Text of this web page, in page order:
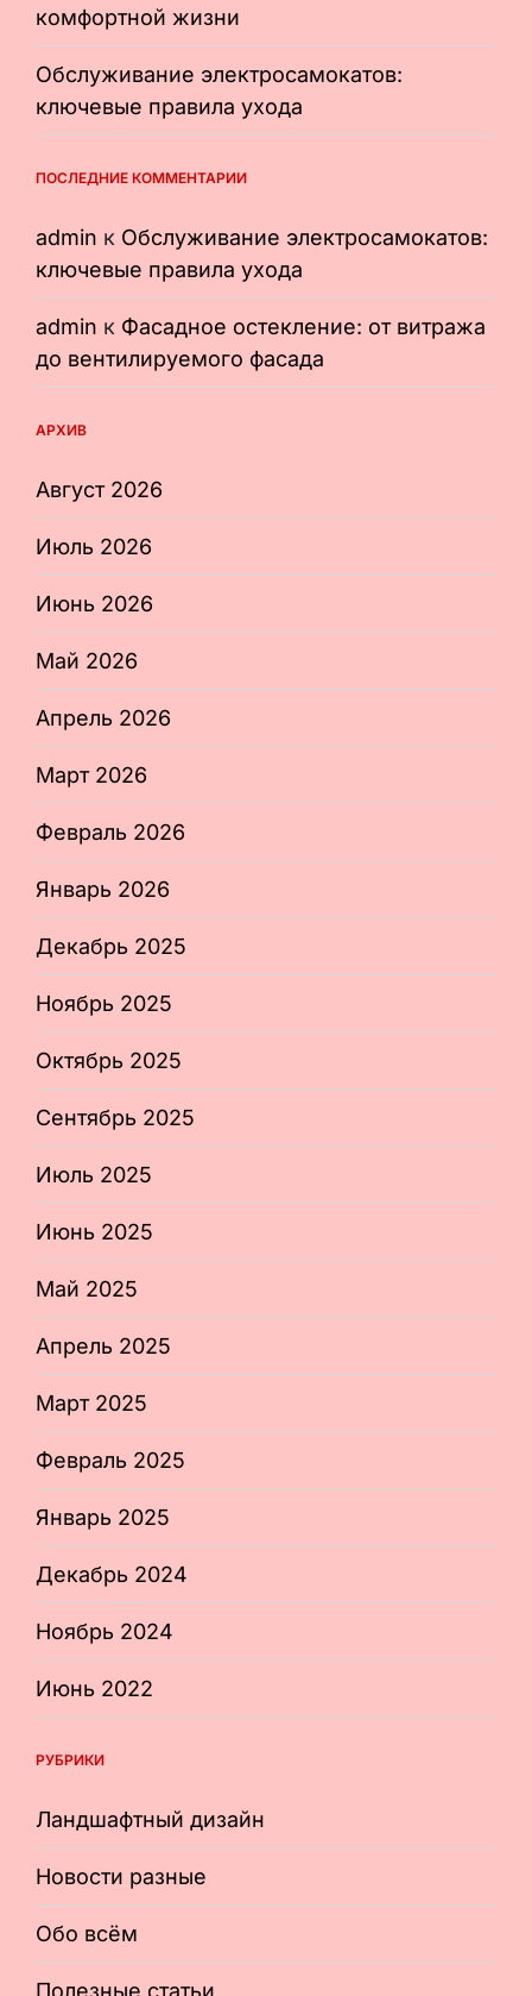
комфортной жизни
Обслуживание электросамокатов:
ключевые правила ухода
ПОСЛЕДНИЕ КОММЕНТАРИИ
admin к Обслуживание электросамокатов:
ключевые правила ухода
admin к Фасадное остекление: от витража
до вентилируемого фасада
АРХИВ
Август 2026
Июль 2026
Июнь 2026
Май 2026
Апрель 2026
Март 2026
Февраль 2026
Январь 2026
Декабрь 2025
Ноябрь 2025
Октябрь 2025
Сентябрь 2025
Июль 2025
Июнь 2025
Май 2025
Апрель 2025
Март 2025
Февраль 2025
Январь 2025
Декабрь 2024
Ноябрь 2024
Июнь 2022
РУБРИКИ
Ландшафтный дизайн
Новости разные
Обо всём
Полезные статьи